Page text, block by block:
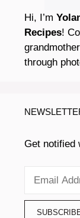
Hi, I’m
Recipes!
through
Get notified